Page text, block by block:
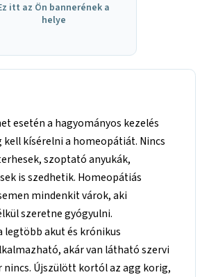
itt az Ön bannerének a
helye
esetén a hagyományos kezelés
kell kísérelni a homeopátiát. Nincs
szoptató anyukák,
is szedhetik. Homeopátiás
mindenkit várok, aki
szeretne gyógyulni.
legtöbb akut és krónikus
akár van látható szervi
nincs. Újszülött kortól az agg korig,